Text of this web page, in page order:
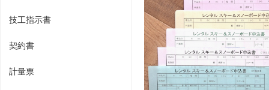
技工指示書
契約書
計量票